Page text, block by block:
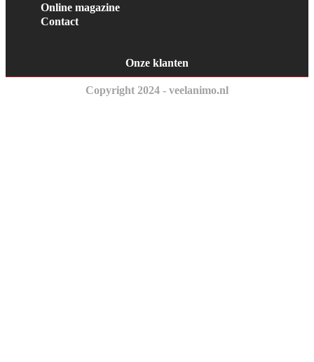
Online magazine
Contact
Onze klanten
Copyright 2024 - veelanimo.nl